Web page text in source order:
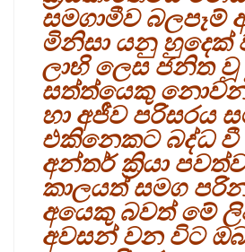
සමගාමීව බලපෑම්
මිනිසා යනු හුදෙක්
ලාභි ලෙස ජනිත
සත්ත්යෙකු
හා අජීව පරිසරය
එකිනෙකට බද්ධ වී
අන්තර් ක්‍රියා
කාලයත් සමග
අයෙකු බවත් මේ
අවසන් වන විට